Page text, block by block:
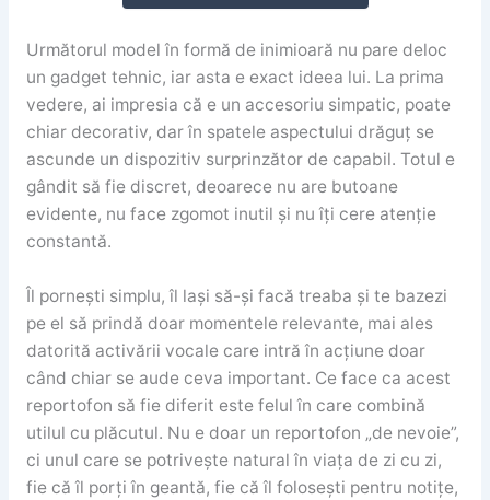
Următorul model în formă de inimioară nu pare deloc
un gadget tehnic, iar asta e exact ideea lui. La prima
vedere, ai impresia că e un accesoriu simpatic, poate
chiar decorativ, dar în spatele aspectului drăguț se
ascunde un dispozitiv surprinzător de capabil. Totul e
gândit să fie discret, deoarece nu are butoane
evidente, nu face zgomot inutil și nu îți cere atenție
constantă.
Îl pornești simplu, îl lași să-și facă treaba și te bazezi
pe el să prindă doar momentele relevante, mai ales
datorită activării vocale care intră în acțiune doar
când chiar se aude ceva important. Ce face ca acest
reportofon să fie diferit este felul în care combină
utilul cu plăcutul. Nu e doar un reportofon „de nevoie”,
ci unul care se potrivește natural în viața de zi cu zi,
fie că îl porți în geantă, fie că îl folosești pentru notițe,